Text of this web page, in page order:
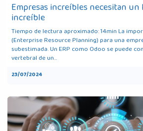
Empresas increíbles necesitan
increíble
Tiempo de lectura aproximado: 14min La
(Enterprise Resource Planning) para una
subestimada. Un ERP como Odoo se puede
vertebral de un...
23/07/2024